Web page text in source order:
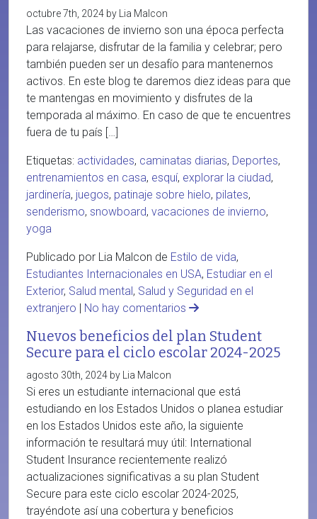
octubre 7th, 2024 by Lia Malcon
Las vacaciones de invierno son una época perfecta
para relajarse, disfrutar de la familia y celebrar; pero
también pueden ser un desafío para mantenernos
activos. En este blog te daremos diez ideas para que
te mantengas en movimiento y disfrutes de la
temporada al máximo. En caso de que te encuentres
fuera de tu país […]
Etiquetas: actividades, caminatas diarias, Deportes,
entrenamientos en casa, esquí, explorar la ciudad,
jardinería, juegos, patinaje sobre hielo, pilates,
senderismo, snowboard, vacaciones de invierno,
yoga
Publicado por Lia Malcon de Estilo de vida,
Estudiantes Internacionales en USA, Estudiar en el
Exterior, Salud mental, Salud y Seguridad en el
extranjero | No hay comentarios
Nuevos beneficios del plan Student
Secure para el ciclo escolar 2024-2025
agosto 30th, 2024 by Lia Malcon
Si eres un estudiante internacional que está
estudiando en los Estados Unidos o planea estudiar
en los Estados Unidos este año, la siguiente
información te resultará muy útil: International
Student Insurance recientemente realizó
actualizaciones significativas a su plan Student
Secure para este ciclo escolar 2024-2025,
trayéndote así una cobertura y beneficios